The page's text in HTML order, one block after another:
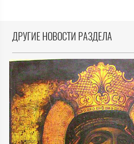
ДРУГИЕ НОВОСТИ РАЗДЕЛА